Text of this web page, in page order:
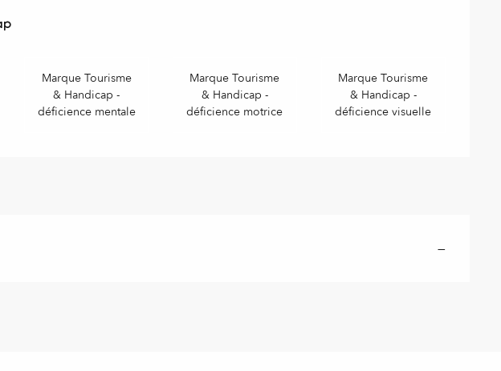
Marque Tourisme
& Handicap -
déficience mentale
Marque Tourisme
& Handicap -
déficience motrice
Marque Tourisme
& Handicap -
déficience visuelle
—